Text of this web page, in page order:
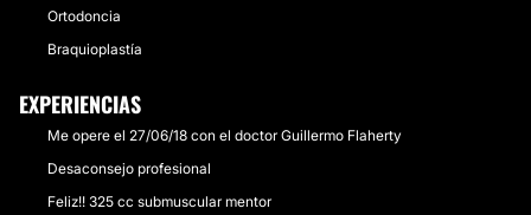
Ortodoncia
Braquioplastía
EXPERIENCIAS
Me opere el 27/06/18 con el doctor Guillermo Flaherty
Desaconsejo profesional
Feliz!! 325 cc submuscular mentor